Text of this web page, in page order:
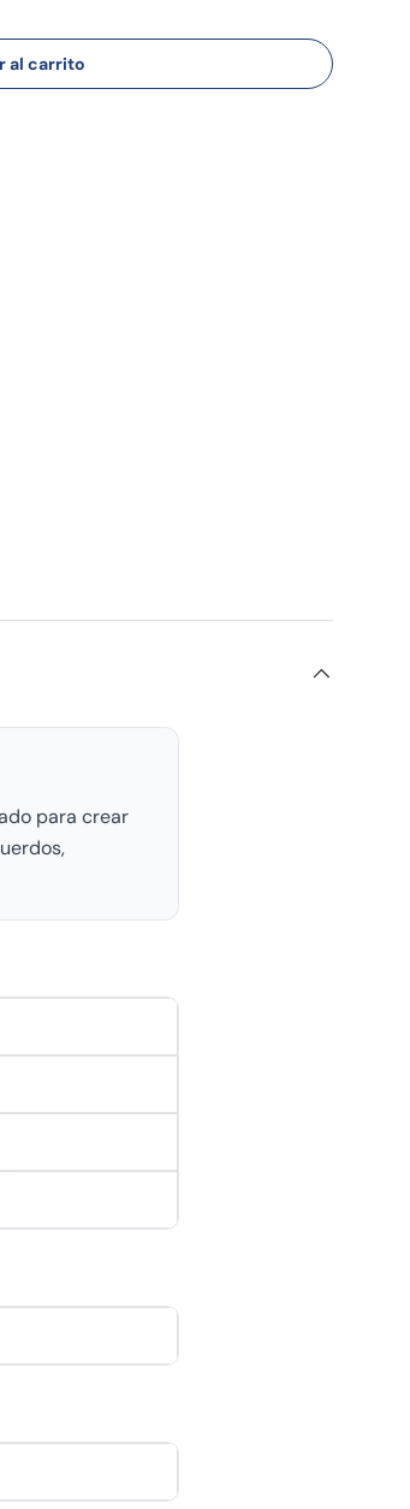
al carrito
para crear